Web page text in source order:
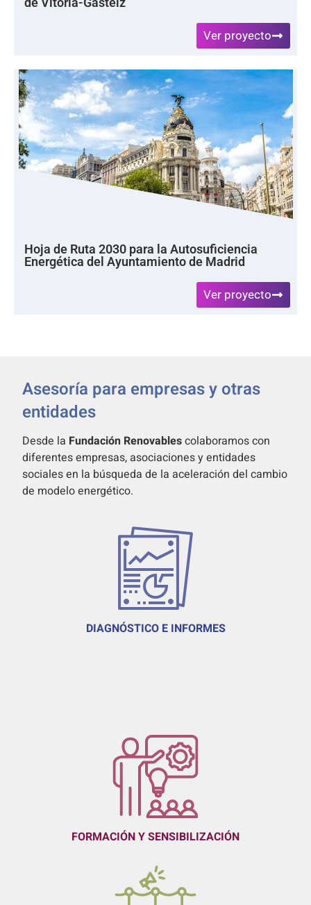
Ver proyecto
Hoja de Ruta 2030 para la Autosuficiencia
Energética del Ayuntamiento de Madrid
Ver proyecto
Asesoría para empresas y otras
entidades
Desde la Fundación Renovablescolaboramos con
diferentes empresas, asociaciones y entidades
sociales en la búsqueda de la aceleración del cambio
de modelo energético.
DIAGNÓSTICO E INFORMES
FORMACIÓN Y SENSIBILIZACIÓN